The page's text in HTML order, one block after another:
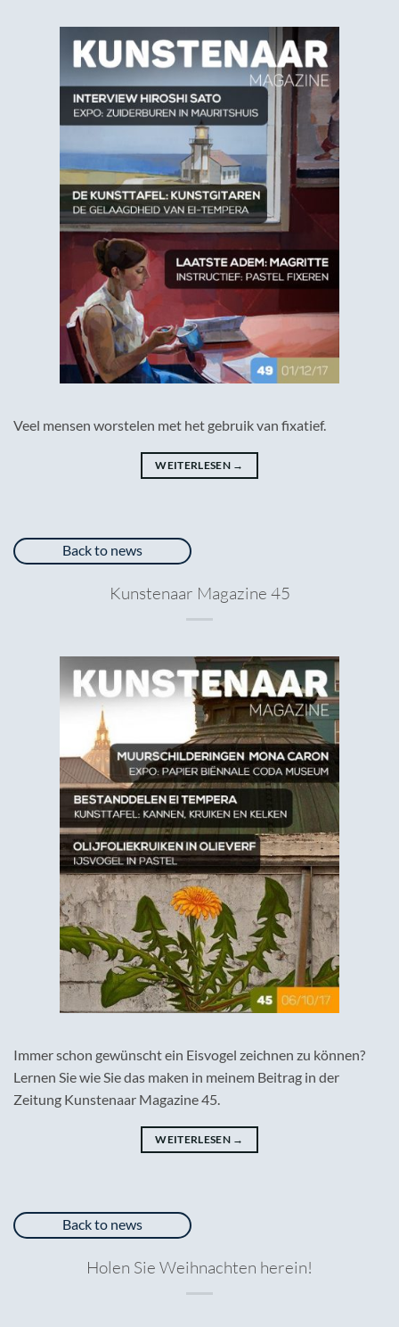
Veel mensen worstelen met het gebruik van fixatief.
WEITERLESEN →
Back to news
Kunstenaar Magazine 45
Immer schon gewünscht ein Eisvogel zeichnen zu können?
Lernen Sie wie Sie das maken in meinem Beitrag in der
Zeitung Kunstenaar Magazine 45.
WEITERLESEN →
Back to news
Holen Sie Weihnachten herein!